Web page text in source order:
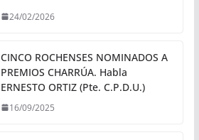
24/02/2026
CINCO ROCHENSES NOMINADOS A
PREMIOS CHARRÚA. Habla
ERNESTO ORTIZ (Pte. C.P.D.U.)
16/09/2025